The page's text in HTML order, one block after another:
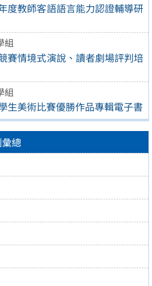
度教師客語語言能力認證輔導研
組
賽情境式演說、讀者劇場評判培
組
生美術比賽優勝作品專輯電子書
總